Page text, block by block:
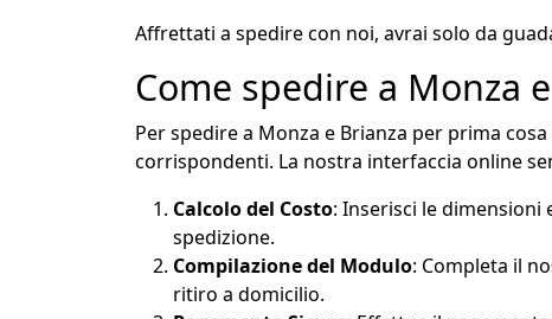
Affrettati a spedire con noi, avrai solo da
Come spedire a Monza
Per spedire a Monza e Brianza per prima
corrispondenti. La nostra interfaccia online
Calcolo del Costo: Inserisci le
spedizione.
Compilazione del Modulo: Completa il
ritiro a domicilio.